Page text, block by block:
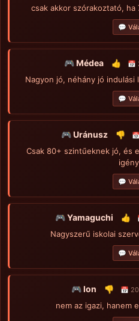
csak akkor szórakoztató,
💬
🎮 Médea 👍 📅
Nagyon jó, néhány jó
💬
🎮 Uránusz 👎
Csak 80+ szintűeknek jó, és
💬
🎮 Yamaguchi 👍
Nagyszerű iskolai
💬
🎮 Ion 👎 📅
nem az igazi, hanem